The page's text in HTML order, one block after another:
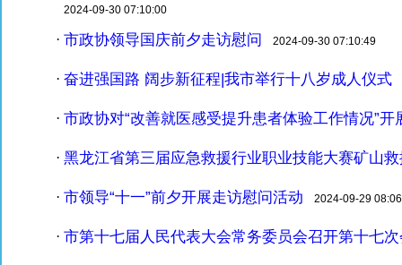
2024-09-30 07:10:00
· 市政协领导国庆前夕走访慰问 2024-09-30 07:10:49
· 奋进强国路 阔步新征程|我市举行十八岁成人仪式
· 市政协对“改善就医感受提升患者体验工作情况”开
· 黑龙江省第三届应急救援行业职业技能大赛矿山
· 市领导“十一”前夕开展走访慰问活动 2024-09-29
· 市第十七届人民代表大会常务委员会召开第十七